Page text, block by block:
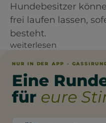
Hundebesitzer
frei laufen lassen,
besteht.
weiterlesen
NUR IN DER APP ·
Eine
für eure